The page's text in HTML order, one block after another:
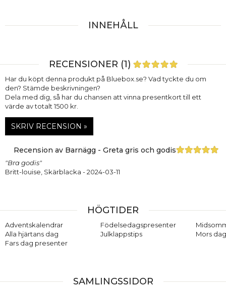
INNEHÅLL
RECENSIONER (1)
Har du köpt denna produkt på Bluebox.se? Vad tyckte du om
den? Stämde beskrivningen?
Dela med dig, så har du chansen att vinna presentkort till ett
värde av totalt 1500 kr.
SKRIV RECENSION »
Recension av Barnägg - Greta gris och godis
"Bra godis"
Britt-louise, Skärblacka - 2024-03-11
HÖGTIDER
Adventskalendrar
Alla hjärtans dag
Fars dag presenter
Födelsedagspresenter
Julklappstips
Mors
SAMLINGSSIDOR